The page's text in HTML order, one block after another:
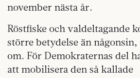
november nästa år.
Röstfiske och valdeltagande
större betydelse än någonsin,
om. För Demokraternas del
att mobilisera den så kallade